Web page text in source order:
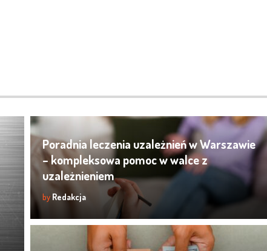
Poradnia leczenia uzależnień w Warszawie
– kompleksowa pomoc w walce z
uzależnieniem
by Redakcja